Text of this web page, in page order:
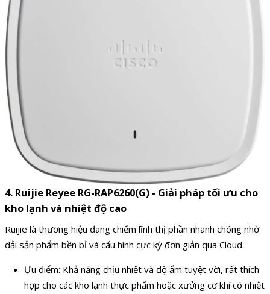
4. Ruijie Reyee RG-RAP6260(G) - Giải pháp tối ưu cho
kho lạnh và nhiệt độ cao
Ruijie là thương hiệu đang chiếm lĩnh thị phần nhanh chóng nhờ
dải sản phẩm bền bỉ và cấu hình cực kỳ đơn giản qua Cloud.
Ưu điểm: Khả năng chịu nhiệt và độ ẩm tuyệt vời, rất thích
hợp cho các kho lạnh thực phẩm hoặc xưởng cơ khí có nhiệt